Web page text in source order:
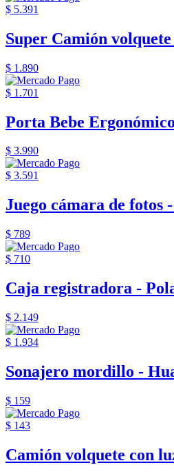
$ 5.391
Super Camión
$ 1.890
$ 1.701
Porta Bebe
$ 3.990
$ 3.591
Juego cámara de fotos
$ 789
$ 710
Caja registradora -
$ 2.149
$ 1.934
Sonajero mordillo -
$ 159
$ 143
Camión volquete con